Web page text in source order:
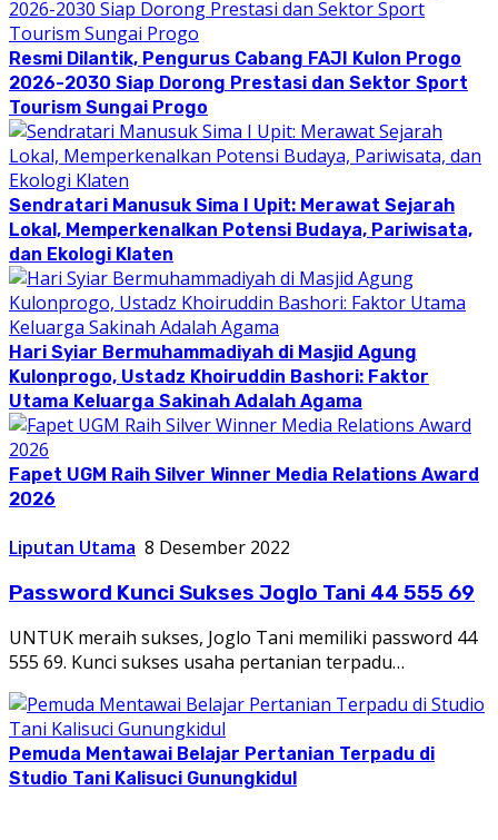
Resmi Dilantik, Pengurus Cabang FAJI Kulon Progo
2026-2030 Siap Dorong Prestasi dan Sektor Sport
Tourism Sungai Progo
Sendratari Manusuk Sima I Upit: Merawat Sejarah
Lokal, Memperkenalkan Potensi Budaya, Pariwisata,
dan Ekologi Klaten
Hari Syiar Bermuhammadiyah di Masjid Agung
Kulonprogo, Ustadz Khoiruddin Bashori: Faktor
Utama Keluarga Sakinah Adalah Agama
Fapet UGM Raih Silver Winner Media Relations Award
2026
Liputan Utama 8 Desember 2022
Password Kunci Sukses Joglo Tani 44 555 69
UNTUK meraih sukses, Joglo Tani memiliki password 44
555 69. Kunci sukses usaha pertanian terpadu…
Pemuda Mentawai Belajar Pertanian Terpadu di
Studio Tani Kalisuci Gunungkidul